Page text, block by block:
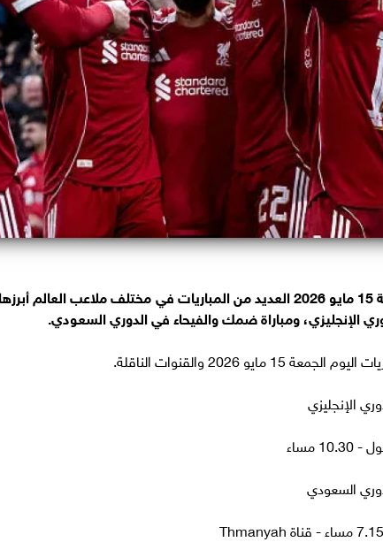
تُقام اليوم الجمعة 15 مايو 2026 العديد من المباريات في مختلف
15 مايو 2026 والقنوات الناقلة.
الإنجليزي
السعودي